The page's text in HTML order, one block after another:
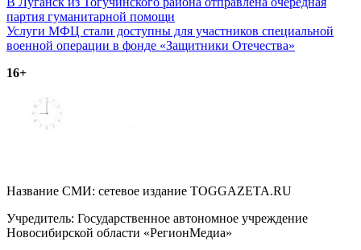
Навигация
по
записям
партия гуманитарной помощи
Услуги МФЦ стали доступны для участников специальной
военной операции в фонде «Защитники Отечества»
16+
Название СМИ: cетевое издание TOGGAZETA.RU
Учредитель: Государственное автономное учреждение
Новосибирской области «РегионМедиа»